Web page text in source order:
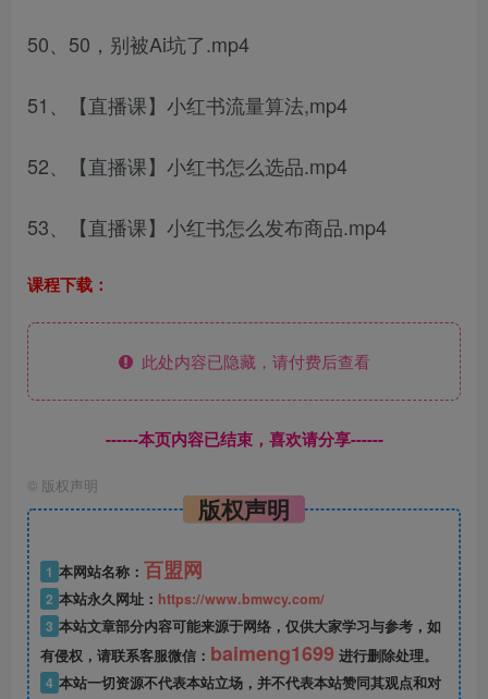
50、50，别被Ai坑了.mp4
51、【直播课】小红书流量算法,mp4
52、【直播课】小红书怎么选品.mp4
53、【直播课】小红书怎么发布商品.mp4
课程下载：
此处内容已隐藏，请付费后查看
------本页内容已结束，喜欢请分享------
© 版权声明
版权声明
1 本网站名称： 百盟网
2 本站永久网址： https://www.bmwcy.com/
3 本站文章部分内容可能来源于网络，仅供大家学习与参考，如
有侵权，请联系客服微信： baimeng1699 进行删除处理。
4 本站一切资源不代表本站立场，并不代表本站赞同其观点和对